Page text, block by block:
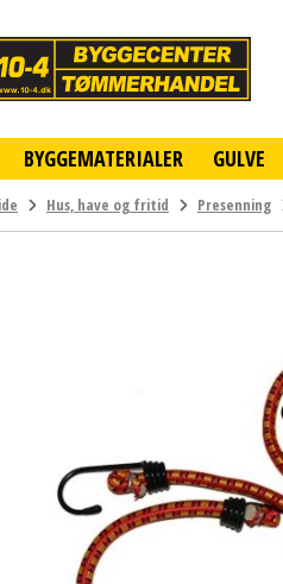
BYGGEMATERIALER GULVE
og
-
Hus, have og fritid Presenning